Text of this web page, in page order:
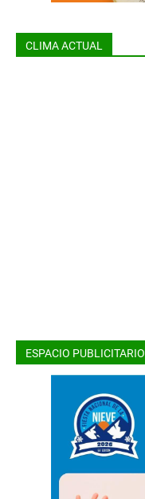
CLIMA ACTUAL
ESPACIO PUBLICITARIO